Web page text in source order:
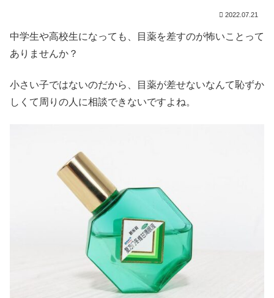
2022.07.21
中学生や高校生になっても、目薬を差すのが怖いことって
ありませんか？
小さい子ではないのだから、目薬が差せないなんて恥ずか
しくて周りの人に相談できないですよね。